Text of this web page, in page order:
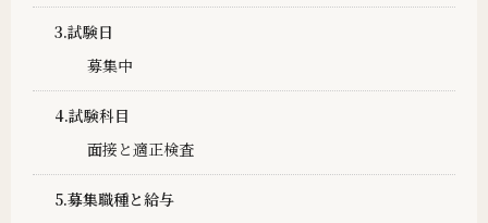
3.試験日
募集中
4.試験科目
面接と適正検査
5.募集職種と給与